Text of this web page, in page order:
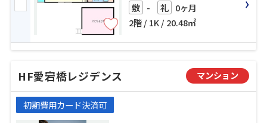
敷 - 礼 0ヶ月
2階 / 1K / 20.48㎡
HF愛宕橋レジデンス マンション
初期費用カード決済可